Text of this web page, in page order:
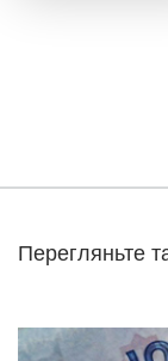
Перегляньте